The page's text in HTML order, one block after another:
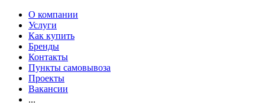
О компании
Услуги
Как купить
Бренды
Контакты
Пункты самовывоза
Проекты
Вакансии
...